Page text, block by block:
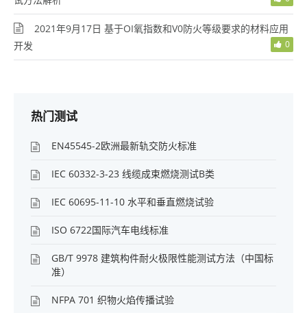
2021年9月17日 基于OI氧指数和V0防火等级要求的材料应用
开发
0
热门测试
EN45545-2欧洲最新轨交防火标准
IEC 60332-3-23 线缆成束燃烧测试B类
IEC 60695-11-10 水平和垂直燃烧试验
ISO 6722国际汽车电线标准
GB/T 9978 建筑构件耐火极限性能测试方法（中国标
准）
NFPA 701 织物火焰传播试验